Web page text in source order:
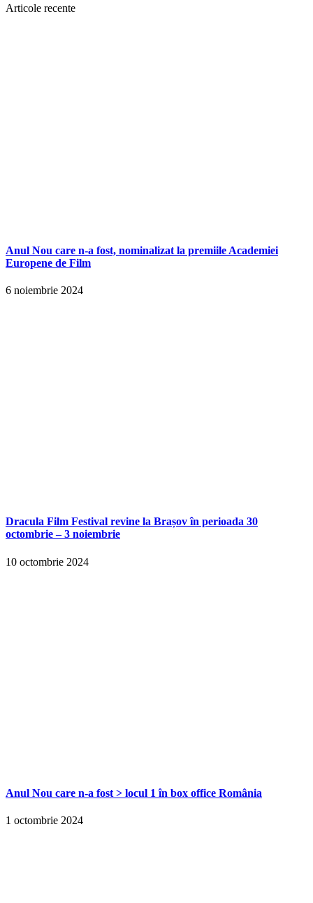
Articole recente
Anul Nou care n-a fost, nominalizat la premiile Academiei
Europene de Film
6 noiembrie 2024
Dracula Film Festival revine la Brașov în perioada 30
octombrie – 3 noiembrie
10 octombrie 2024
Anul Nou care n-a fost > locul 1 în box office România
1 octombrie 2024